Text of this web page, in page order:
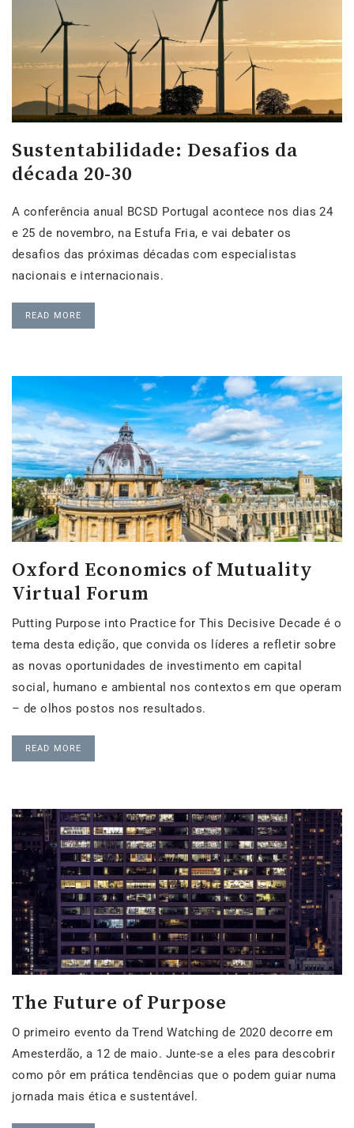
Sustentabilidade: Desafios da
década 20-30
A conferência anual BCSD Portugal acontece nos dias 24
e 25 de novembro, na Estufa Fria, e vai debater os
desafios das próximas décadas com especialistas
nacionais e internacionais.
READ MORE
Oxford Economics of Mutuality
Virtual Forum
Putting Purpose into Practice for This Decisive Decade é o
tema desta edição, que convida os líderes a refletir sobre
as novas oportunidades de investimento em capital
social, humano e ambiental nos contextos em que operam
– de olhos postos nos resultados.
READ MORE
The Future of Purpose
O primeiro evento da Trend Watching de 2020 decorre em
Amesterdão, a 12 de maio. Junte-se a eles para descobrir
como pôr em prática tendências que o podem guiar numa
jornada mais ética e sustentável.